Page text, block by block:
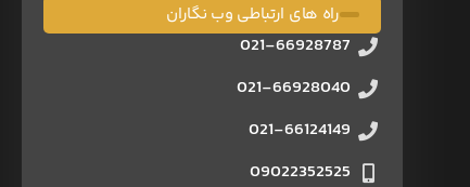
راه های ارتباطی وب نگاران
021-66928787
021-66928040
021-66124149
09022352525